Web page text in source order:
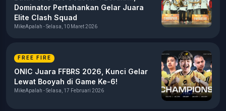
Dominator Pertahankan Gelar Juara
Elite Clash Squad
MikeApalah - Selasa, 10 Maret 2026
FREE FIRE
ONIC Juara FFBRS 2026, Kunci Gelar
Lewat Booyah di Game Ke-6!
MikeApalah - Selasa, 17 Februari 2026